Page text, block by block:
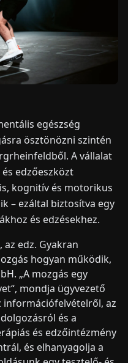
egészség
ösztönözni szintén
A vállalat
edzőeszközt
kognitív és motorikus
– ezáltal biztosítva egy
és edzésekhez.
edz. Gyakran
hogyan működik,
„A mozgás egy
mondja ügyvezető
információfelvételről, az
és a
és edzőintézmény
és elhanyagolja a